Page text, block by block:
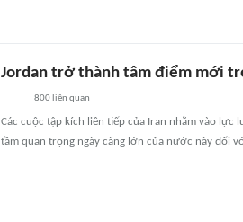
Jordan trở thành tâm điểm mới
800liên quan
Các cuộc tập kích liên tiếp của Iran nhằm vào lực
tầm quan trọng ngày càng lớn của nước này đối